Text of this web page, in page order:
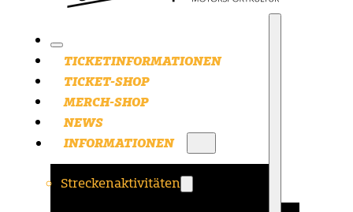
TICKETINFORMATIONEN
TICKET-SHOP
MERCH-SHOP
NEWS
INFORMATIONEN
Streckenaktivitäten